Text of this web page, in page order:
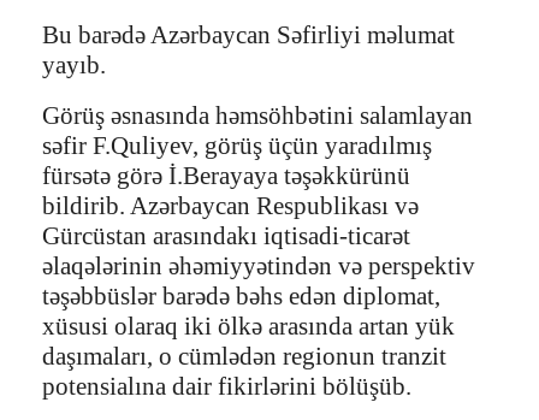
Bu barədə Azərbaycan Səfirliyi məlumat
yayıb.
Görüş əsnasında həmsöhbətini salamlayan
səfir F.Quliyev, görüş üçün yaradılmış
fürsətə görə İ.Berayaya təşəkkürünü
bildirib. Azərbaycan Respublikası və
Gürcüstan arasındakı iqtisadi-ticarət
əlaqələrinin əhəmiyyətindən və perspektiv
təşəbbüslər barədə bəhs edən diplomat,
xüsusi olaraq iki ölkə arasında artan yük
daşımaları, o cümlədən regionun tranzit
potensialına dair fikirlərini bölüşüb.